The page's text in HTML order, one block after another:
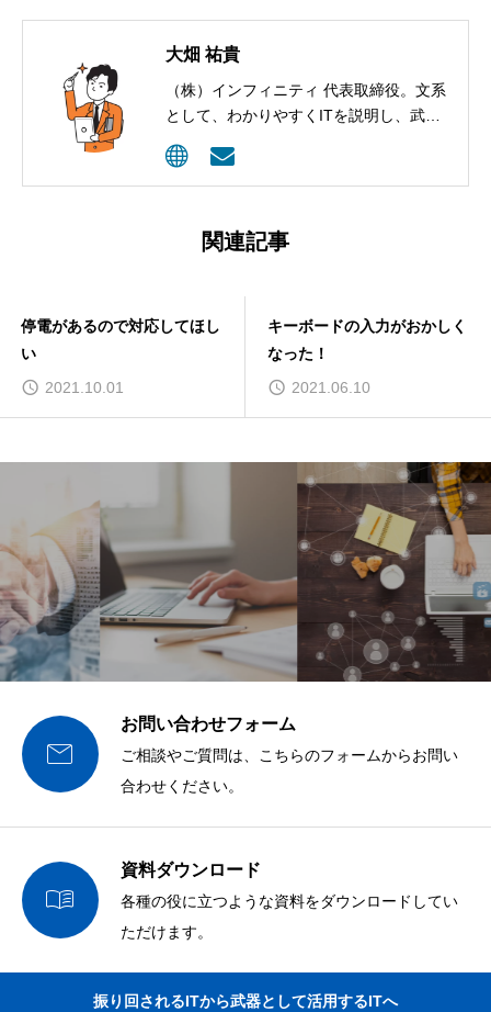
大畑 祐貴
（株）インフィニティ 代表取締役。文系
として、わかりやすくITを説明し、武器
として活用してもらうコンサルティング
を行っています。
関連記事
キーボードの入力がおかしく
なった！
2021.06.10
サポートメンバーの息抜き方
法は？
2023.01.20

お問い合わせフォーム
ご相談やご質問は、こちらのフォームからお問い
合わせください。

資料ダウンロード
各種の役に立つような資料をダウンロードしてい
ただけます。
振り回されるITから武器として活用するITへ